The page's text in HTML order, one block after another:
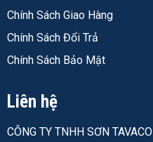
Chính Sách Giao Hàng
Chính Sách Đổi Trả
Chính Sách Bảo Mật
Liên hệ
CÔNG TY TNHH SƠN TAVACO